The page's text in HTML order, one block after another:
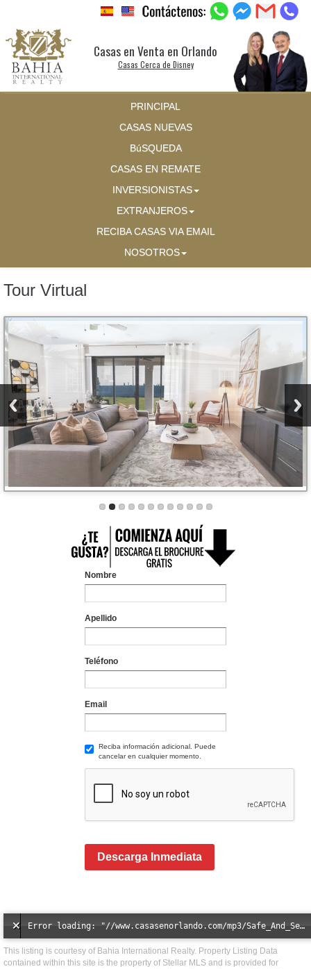
Casas en Venta en Orlando
Casas Cerca de Disney
PRINCIPAL
CASAS NUEVAS
BúSQUEDA
CASAS EN REMATE
INVERSIONISTAS
EXTRANJEROS
RECIBA CASAS VIA EMAIL
NOSOTROS
Tour Virtual
Nombre
Apellido
Teléfono
Email
Reciba información adicional. Puede
cancelar en cualquier momento.
Descarga Inmediata
Error loading: "//www.casasenorlando.com/mp3/Safe_And_Secure_full_mix_mp3.mp3"
This listing is courtesy of Bahia International Realty. Property Listing Data
contained within this site is the property of Stellar MLS and is provided for